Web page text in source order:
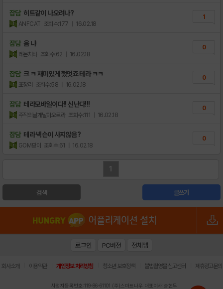
잡담 히트같이 나오려나?
ANFCAT 조회수:177 | 16.02.18
1
잡담 음 냐
레몬치타 조회수:62 | 16.02.18
0
잡담 크 ㅋ 재미있게 했엇죠 테라 ㅋㅋ
표창러 조회수:58 | 16.02.18
0
잡담 테라모바일이다!! 신난다!!!
주작의날개날아오르라 조회수:111 | 16.02.18
0
잡담 테라 넥슨이 사지않음?
GOM팡이 조회수:61 | 16.02.18
0
1
검색 글쓰기
로그인 PC버전 전체앱
회사소개 이용약관 개인정보 처리방침 청소년 보호정책 불법촬영물 신고센터 제휴광고문의
사업자등록번호:119-86-61101 (주)스마트나우 대표이사:송현두